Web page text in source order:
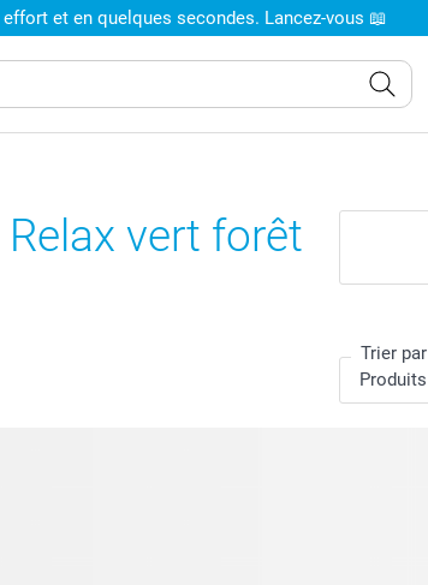
et en quelques secondes. Lancez-vous 📖
vert forêt
Trier par